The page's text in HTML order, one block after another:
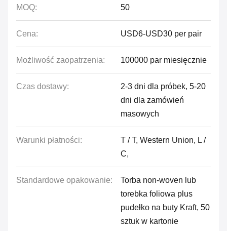
MOQ: 50
Cena: USD6-USD30 per pair
Możliwość zaopatrzenia: 100000 par miesięcznie
Czas dostawy:
2-3 dni dla próbek, 5-20
dni dla zamówień
masowych
Warunki płatności:
T / T, Western Union, L /
C,
Standardowe opakowanie:
Torba non-woven lub
torebka foliowa plus
pudełko na buty Kraft, 50
sztuk w kartonie